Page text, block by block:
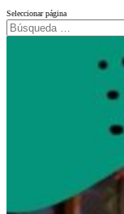
Seleccionar página